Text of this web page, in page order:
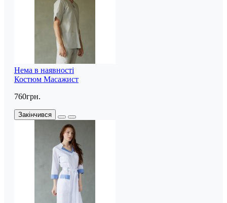
Нема в наявності
Костюм Масажист
760грн.
Закінчився